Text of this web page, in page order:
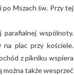
po Mszach św. Przy tej
parafialnej wspólnoty.
na plac przy kościele.
z pikniku wspiera
można także wesprzeć